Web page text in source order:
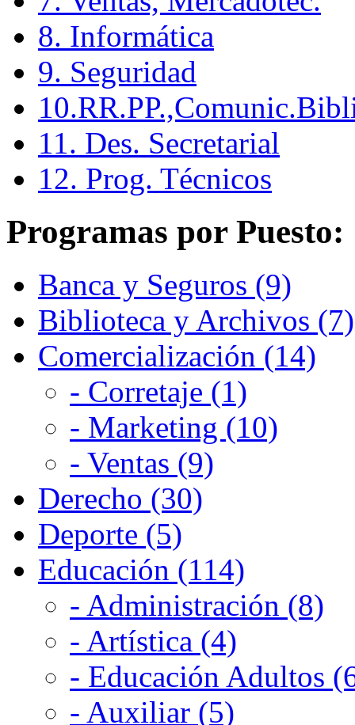
8. Informática
9. Seguridad
11. Des. Secretarial
12. Prog. Técnicos
Programas por Puesto:
Banca y Seguros (9)
Biblioteca y Archivos (7)
Comercialización (14)
- Corretaje (1)
- Marketing (10)
- Ventas (9)
Derecho (30)
Deporte (5)
Educación (114)
- Administración (8)
- Artística (4)
- Educación Adultos
- Auxiliar (5)